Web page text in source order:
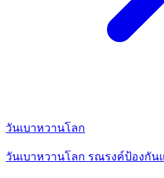
วันเบาหวานโลก
วันเบาหวานโลก รณรงค์ป้องกัน